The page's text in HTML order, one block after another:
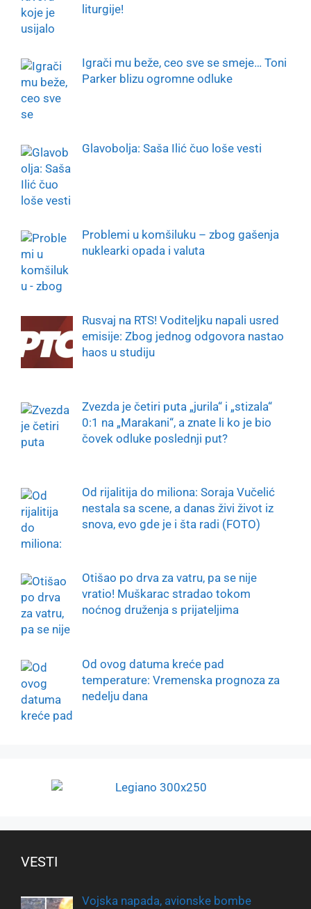
liturgije!
Igrači mu beže, ceo sve se smeje… Toni
Parker blizu ogromne odluke
Glavobolja: Saša Ilić čuo loše vesti
Problemi u komšiluku – zbog gašenja
nuklearki opada i valuta
Rusvaj na RTS! Voditeljku napali usred
emisije: Zbog jednog odgovora nastao
haos u studiju
Zvezda je četiri puta „jurila“ i „stizala“
0:1 na „Marakani“, a znate li ko je bio
čovek odluke poslednji put?
Od rijalitija do miliona: Soraja Vučelić
nestala sa scene, a danas živi život iz
snova, evo gde je i šta radi (FOTO)
Otišao po drva za vatru, pa se nije
vratio! Muškarac stradao tokom
noćnog druženja s prijateljima
Od ovog datuma kreće pad
temperature: Vremenska prognoza za
nedelju dana
VESTI
Vojska napada, avionske bombe